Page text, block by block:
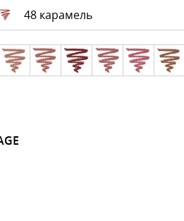
48 карамель